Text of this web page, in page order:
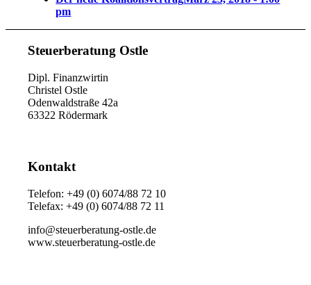
pm
Steuerberatung Ostle
Dipl. Finanzwirtin
Christel Ostle
Odenwaldstraße 42a
63322 Rödermark
Kontakt
Telefon: +49 (0) 6074/88 72 10
Telefax: +49 (0) 6074/88 72 11
info@steuerberatung-ostle.de
www.steuerberatung-ostle.de